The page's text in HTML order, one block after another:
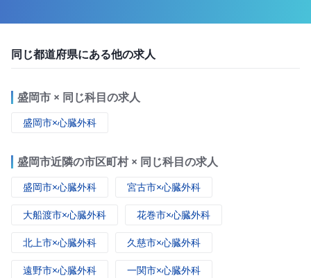
同じ都道府県にある他の求人
盛岡市 × 同じ科目の求人
盛岡市×心臓外科
盛岡市近隣の市区町村 × 同じ科目の求人
盛岡市×心臓外科 宮古市×心臓外科
大船渡市×心臓外科 花巻市×心臓外科
北上市×心臓外科 久慈市×心臓外科
遠野市×心臓外科 一関市×心臓外科